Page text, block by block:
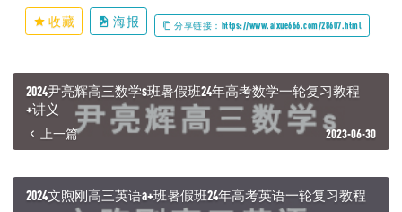
收藏 海报 分享链接：https://www.aixue666.com/28607.html
2024尹亮辉高三数学s班暑假班24年高考数学一轮复习教程
+讲义
上一篇 2023-06-30
2024文煦刚高三英语a+班暑假班24年高考英语一轮复习教程